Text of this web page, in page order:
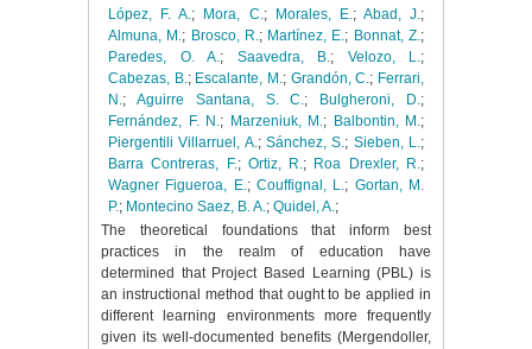
López, F. A.; Mora, C.; Morales, E.; Abad, J.;
Almuna, M.; Brosco, R.; Martínez, E.; Bonnat, Z.;
Paredes, O. A.; Saavedra, B.; Velozo, L.;
Cabezas, B.; Escalante, M.; Grandón, C.; Ferrari,
N.; Aguirre Santana, S. C.; Bulgheroni, D.;
Fernández, F. N.; Marzeniuk, M.; Balbontin, M.;
Piergentili Villarruel, A.;Sánchez, S.; Sieben, L.;
Barra Contreras, F.; Ortiz, R.; Roa Drexler, R.;
Wagner Figueroa, E.;Couffignal, L.; Gortan, M.
P.; Montecino Saez, B. A.; Quidel, A.;
The theoretical foundations that inform best
practices in the realm of education have
determined that Project Based Learning (PBL) is
an instructional method that ought to be applied in
different learning environments more frequently
given its well-documented benefits (Mergendoller,